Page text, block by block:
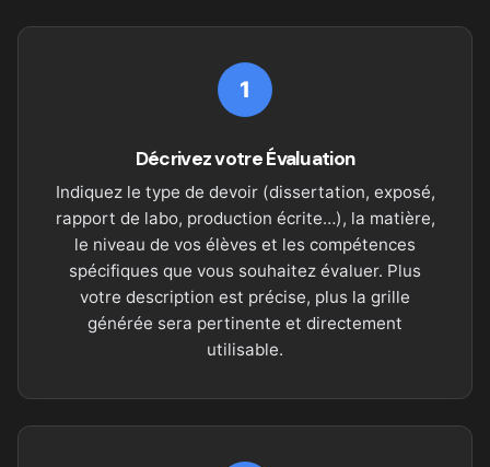
1
Décrivez votre Évaluation
Indiquez le type de devoir (dissertation, exposé,
rapport de labo, production écrite…), la matière,
le niveau de vos élèves et les compétences
spécifiques que vous souhaitez évaluer. Plus
votre description est précise, plus la grille
générée sera pertinente et directement
utilisable.